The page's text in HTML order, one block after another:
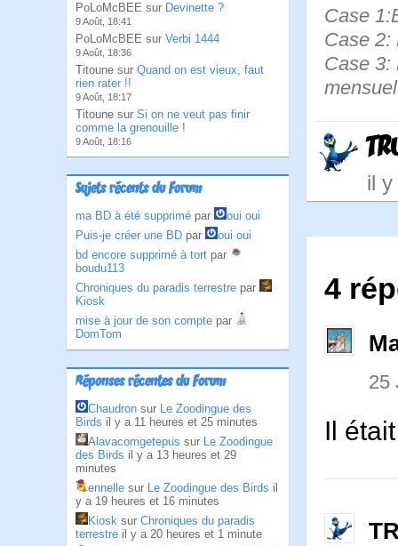
PoLoMcBEE sur Devinette ?
9 Août, 18:41
PoLoMcBEE sur Verbi 1444
9 Août, 18:36
Titoune sur Quand on est vieux, faut
rien rater !!
9 Août, 18:17
Titoune sur Si on ne veut pas finir
comme la grenouille !
9 Août, 18:16
Sujets récents du Forum
ma BD à été supprimé par
oui oui
Puis-je créer une BD par
oui oui
bd encore supprimé à tort par
boudu113
Chroniques du paradis terrestre par
Kiosk
mise à jour de son compte par
DomTom
Réponses récentes du Forum
Chaudron sur Le Zoodingue des
Birds il y a 11 heures et 25 minutes
Alavacomgetepus sur Le Zoodingue
des Birds il y a 13 heures et 29
minutes
ennelle sur Le Zoodingue des Birds il
y a 19 heures et 16 minutes
Kiosk sur Chroniques du paradis
terrestre il y a 20 heures et 1 minute
Case
Case 2:
Case 3:
il
4
25
Il